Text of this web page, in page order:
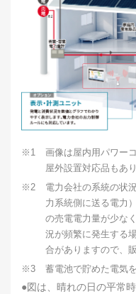
※1
画像は屋内用パワー
屋外設置対応品もあり
※2
電力会社の系統の状
力系統側に送る電力
の売電電力量が少な
況が頻繁に発生する
合がありますので、
※3
蓄電池で貯めた電気
●図は、晴れの日の平常